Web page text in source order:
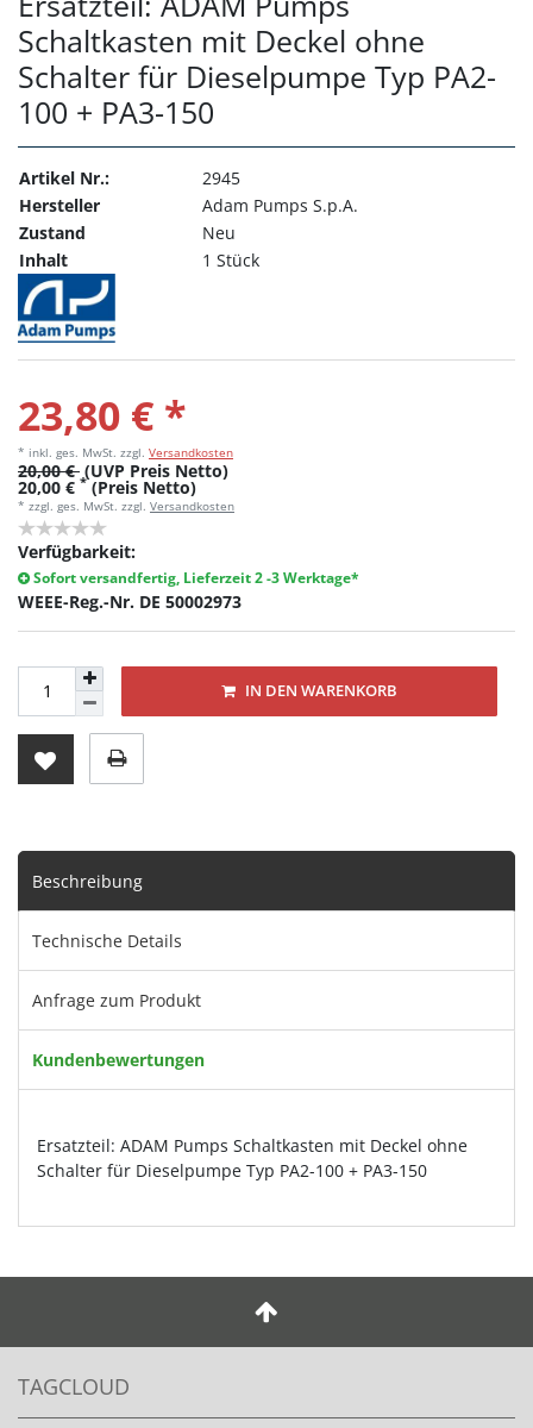
Schaltkasten mit Deckel ohne
Schalter für Dieselpumpe Typ PA2-
100 + PA3-150
Artikel Nr.:
2945
Hersteller
Adam Pumps S.p.A.
Zustand
Neu
Inhalt
1 Stück
23,80 € *
* inkl. ges. MwSt. zzgl. Versandkosten
20,00 € (UVP Preis Netto)
20,00 € * (Preis Netto)
* zzgl. ges. MwSt. zzgl. Versandkosten
Verfügbarkeit:
Sofort versandfertig, Lieferzeit 2 -3 Werktage*
WEEE-Reg.-Nr. DE 50002973
IN DEN WARENKORB
Beschreibung
Technische Details
Anfrage zum Produkt
Kundenbewertungen
Ersatzteil: ADAM Pumps Schaltkasten mit Deckel ohne
Schalter für Dieselpumpe Typ PA2-100 + PA3-150
TAGCLOUD